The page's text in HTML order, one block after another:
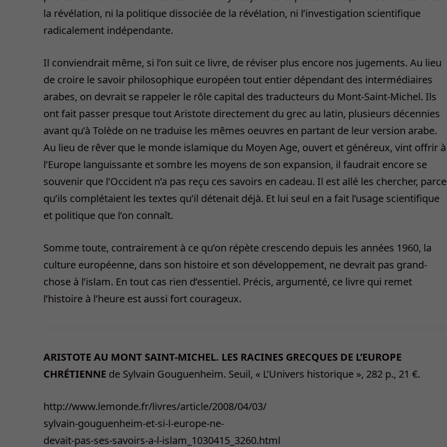
la révélation, ni la politique dissociée de la révélation, ni l’investigation scientifique
radicalement indépendante.
Il conviendrait même, si l’on suit ce livre, de réviser plus encore nos jugements. Au lieu
de croire le savoir philosophique européen tout entier dépendant des intermédiaires
arabes, on devrait se rappeler le rôle capital des traducteurs du Mont-Saint-Michel. Ils
ont fait passer presque tout Aristote directement du grec au latin, plusieurs décennies
avant qu’à Tolède on ne traduise les mêmes oeuvres en partant de leur version arabe.
Au lieu de rêver que le monde islamique du Moyen Age, ouvert et généreux, vint offrir à
l’Europe languissante et sombre les moyens de son expansion, il faudrait encore se
souvenir que l’Occident n’a pas reçu ces savoirs en cadeau. Il est allé les chercher, parce
qu’ils complétaient les textes qu’il détenait déjà. Et lui seul en a fait l’usage scientifique
et politique que l’on connaît.
Somme toute, contrairement à ce qu’on répète crescendo depuis les années 1960, la
culture européenne, dans son histoire et son développement, ne devrait pas grand-
chose à l’islam. En tout cas rien d’essentiel. Précis, argumenté, ce livre qui remet
l’histoire à l’heure est aussi fort courageux.
ARISTOTE AU MONT SAINT-MICHEL. LES RACINES GRECQUES DE L’EUROPE
CHRÉTIENNE de Sylvain Gouguenheim. Seuil, « L’Univers historique », 282 p., 21 €.
http://www.lemonde.fr/livres/article/2008/04/03/
sylvain-gouguenheim-et-si-l-europe-ne-
devait-pas-ses-savoirs-a-l-islam_1030415_3260.html